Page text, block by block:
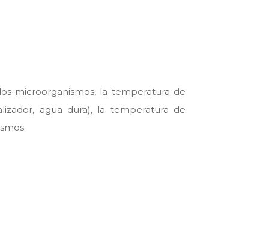
microorganismos, la temperatura de
agua dura), la temperatura de